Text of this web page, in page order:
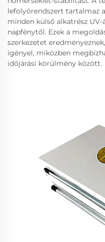
lefolyórendszert tartalmaz
minden külső alkatrész
napfénytől. Ezek a
szerkezetet
igényel, miközben
időjárási körülmény között.